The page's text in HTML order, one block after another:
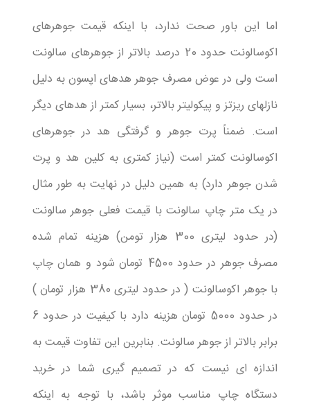
اما این باور صحت ندارد، با اینکه قیمت جوهرهای
اکوسالونت حدود 20 درصد بالاتر از جوهرهای سالونت
است ولی در عوض مصرف جوهر هدهای اپسون به دلیل
نازلهای ریزتز و پیکولیتر بالاتر، بسیار کمتر از هدهای دیگر
است. ضمناً پرت جوهر و گرفتگی هد در جوهرهای
اکوسالونت کمتر است (نیاز کمتری به کلین هد و پرت
شدن جوهر دارد) به همین دلیل در نهایت به طور مثال
در یک متر چاپ سالونت با قیمت فعلی جوهر سالونت
(در حدود لیتری 300 هزار تومن) هزینه تمام شده
مصرف جوهر در حدود 4500 تومان شود و همان چاپ
با جوهر اکوسالونت ( در حدود لیتری 380 هزار تومان )
در حدود 5000 تومان هزینه دارد با کیفیت در حدود 6
برابر بالاتر از جوهر سالونت. بنابرین این تفاوت قیمت به
اندازه ای نیست که در تصمیم گیری شما در خرید
دستگاه چاپ مناسب موثر باشد، با توجه به اینکه